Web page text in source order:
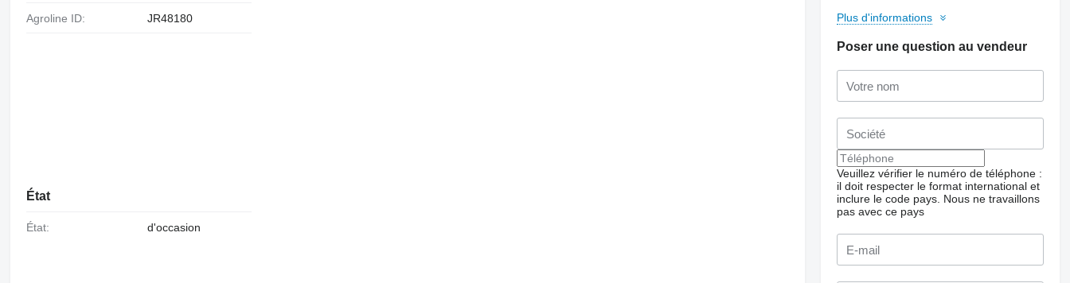
Demander plus de
photos
Agroline ID: JR48180
État
État: d'occasion
Plus d'informations
Poser une question au vendeur
Veuillez vérifier le numéro de téléphone :
il doit respecter le format international et
inclure le code pays. Nous ne travaillons
pas avec ce pays